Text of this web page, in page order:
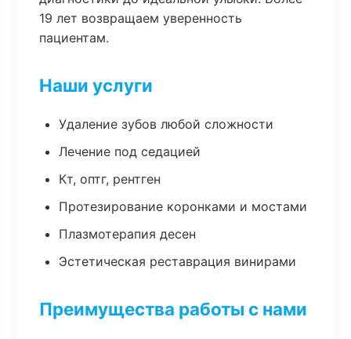
19 лет возвращаем уверенность
пациентам.
Наши услуги
Удаление зубов любой сложности
Лечение под седацией
Кт, оптг, рентген
Протезирование коронками и мостами
Плазмотерапия десен
Эстетическая реставрация винирами
Преимущества работы с нами